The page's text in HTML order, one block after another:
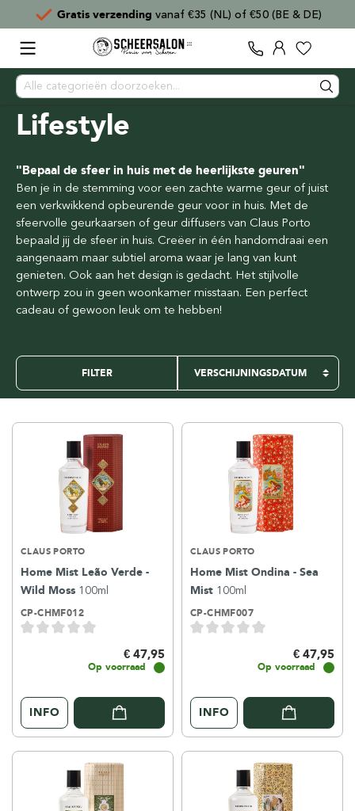
Gratis verzending vanaf €35 (NL) of €50 (BE & DE)
Lifestyle
"Bepaal de sfeer in huis met de heerlijkste geuren"
Ben je in de stemming voor een zachte warme geur of juist
een verkwikkend opbeurende geur voor in huis. Met de
sfeervolle geurkaarsen of geur diffusers van Claus Porto
bepaald jij de sfeer in huis. Creëer in één handomdraai een
aangenaam maar subtiel aroma waar je lang van kunt
genieten. Ook aan het design is gedacht. Het stijlvolle
ontwerp zou in geen woonkamer misstaan. Een perfect
cadeau of gewoon leuk om te hebben!
FILTER
CLAUS PORTO
Home Mist Leão Verde -
Wild Moss 100ml
CP-CHMF012
€ 47,95
Op voorraad
INFO
CLAUS PORTO
Home Mist Ondina - Sea
Mist 100ml
CP-CHMF007
€ 47,95
Op voorraad
INFO